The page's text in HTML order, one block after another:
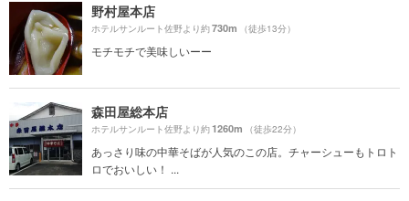
野村屋本店
ホテルサンルート佐野より約730m （徒歩13分）
モチモチで美味しいーー
森田屋総本店
ホテルサンルート佐野より約1260m （徒歩22分）
あっさり味の中華そばが人気のこの店。チャーシューもトロト
ロでおいしい！ ...